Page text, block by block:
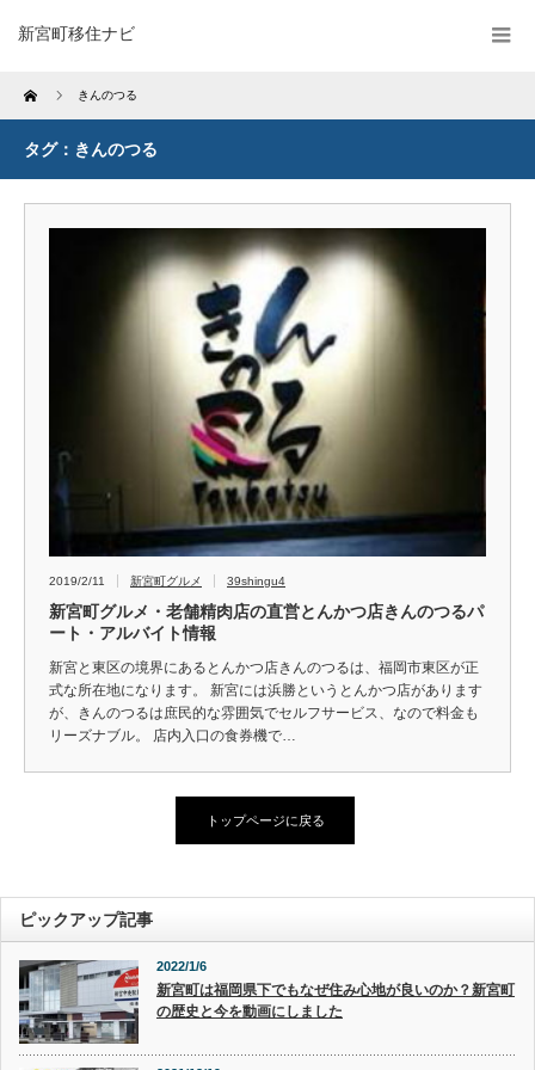
新宮町移住ナビ
Home きんのつる
タグ：きんのつる
2019/2/11 新宮町グルメ 39shingu4
新宮町グルメ・老舗精肉店の直営とんかつ店きんのつるパ
ート・アルバイト情報
新宮と東区の境界にあるとんかつ店きんのつるは、福岡市東区が正
式な所在地になります。 新宮には浜勝というとんかつ店があります
が、きんのつるは庶民的な雰囲気でセルフサービス、なので料金も
リーズナブル。 店内入口の食券機で…
トップページに戻る
ピックアップ記事
2022/1/6
新宮町は福岡県下でもなぜ住み心地が良いのか？新宮町
の歴史と今を動画にしました